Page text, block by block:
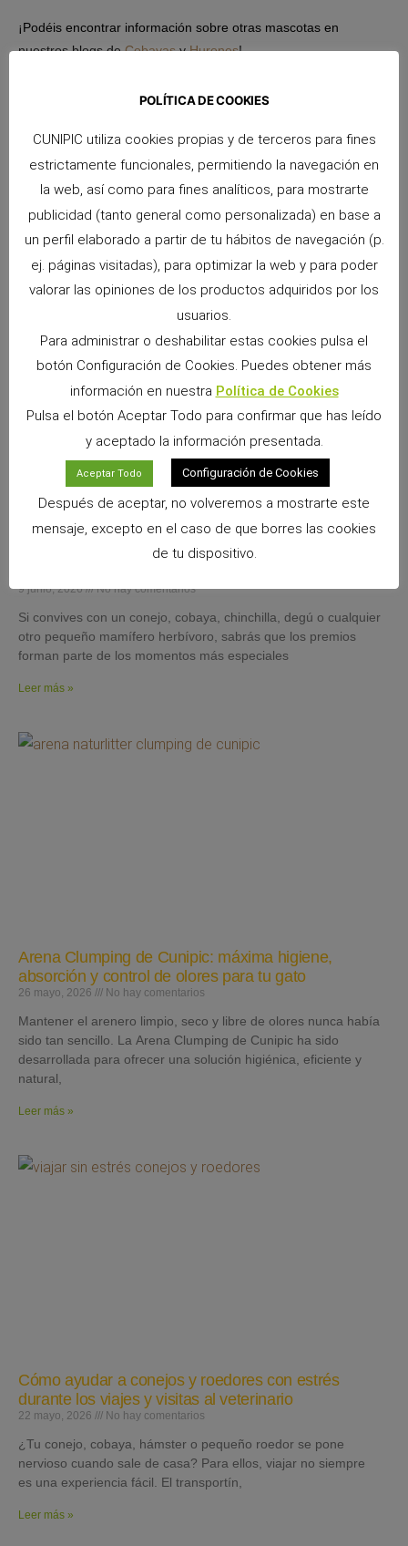
¡Podéis encontrar información sobre otras mascotas en
nuestros blogs deCobayasyHurones!
Visítanos y suscríbete!!!
ANTERIOR
Nuevos artículos Cunipic para unas mascotas sanas y fuertes
SIGUIENTE
Snacks Alpha Pro: 6 sabores irresistibles para
9 junio, 2026 No hay comentarios
Si convives con un conejo, cobaya, chinchilla, degú o cualquier
otro pequeño mamífero herbívoro, sabrás que los premios
forman parte de los momentos más especiales
Leer más »
Arena Clumping de Cunipic: máxima higiene,
absorción y control de olores para tu gato
26 mayo, 2026 No hay comentarios
Mantener el arenero limpio, seco y libre de olores nunca había
sido tan sencillo. La Arena Clumping de Cunipic ha sido
desarrollada para ofrecer una solución higiénica, eficiente y
natural,
Leer más »
Cómo ayudar a conejos y roedores con estrés
durante los viajes y visitas al veterinario
22 mayo, 2026 No hay comentarios
¿Tu conejo, cobaya, hámster o pequeño roedor se pone
nervioso cuando sale de casa? Para ellos, viajar no siempre
es una experiencia fácil. El transportín,
Leer más »
POLÍTICA DE COOKIES
CUNIPIC utiliza cookies propias y de terceros para fines
estrictamente funcionales, permitiendo la navegación en
la web, así como para fines analíticos, para mostrarte
publicidad (tanto general como personalizada) en base a
un perfil elaborado a partir de tu hábitos de navegación (p.
ej. páginas visitadas), para optimizar la web y para poder
valorar las opiniones de los productos adquiridos por los
usuarios.
Para administrar o deshabilitar estas cookies pulsa el
botón Configuración de Cookies. Puedes obtener más
información en nuestra Política de Cookies
Pulsa el botón Aceptar Todo para confirmar que has leído
y aceptado la información presentada.
Aceptar Todo Configuración de Cookies
Después de aceptar, no volveremos a mostrarte este
mensaje, excepto en el caso de que borres las cookies
de tu dispositivo.